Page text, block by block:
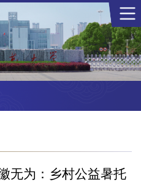
无为：乡村公益暑托